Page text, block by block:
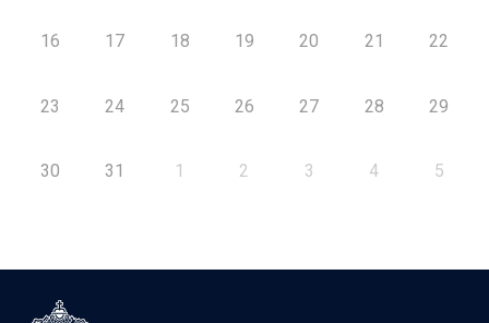
16 17 18 19 20 21 22
23 24 25 26 27 28 29
30 31 1 2 3 4 5